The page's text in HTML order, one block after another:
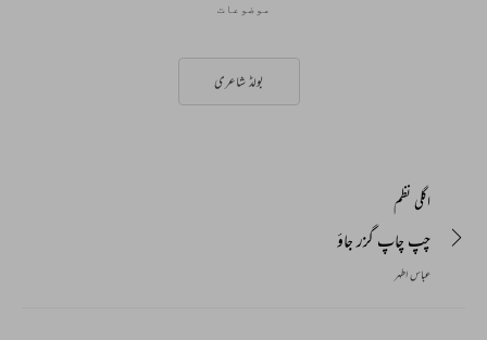
موضوعات
بولڈ شاعری
اگلی نظم
چپ چاپ گزر جاؤ
عباس اطہر